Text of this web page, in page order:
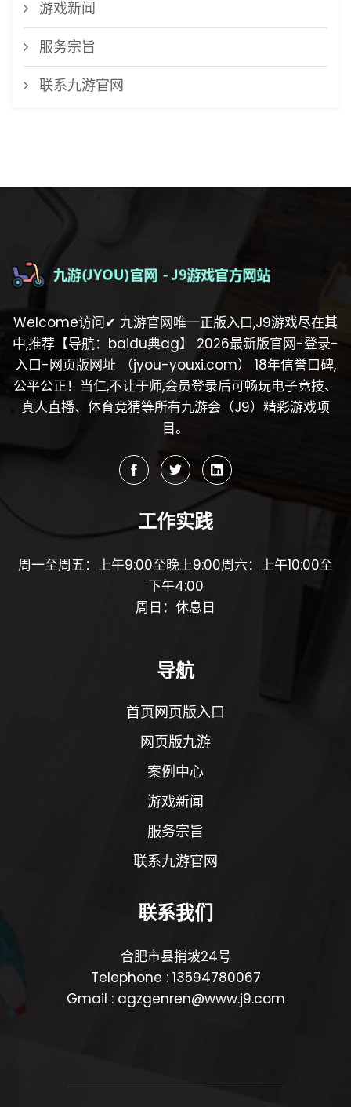
游戏新闻
服务宗旨
联系九游官网
Welcome访问✔ 九游官网唯一正版入口,J9游戏尽在其
中,推荐【导航：baidu典ag】 2026最新版官网-登录-
入口-网页版网址 （jyou-youxi.com） 18年信誉口碑,
公平公正！当仁,不让于师,会员登录后可畅玩电子竞技、
真人直播、体育竞猜等所有九游会（J9）精彩游戏项
目。
工作实践
周一至周五：上午9:00至晚上9:00周六：上午10:00至
下午4:00
周日：休息日
导航
首页网页版入口
网页版九游
案例中心
游戏新闻
服务宗旨
联系九游官网
联系我们
合肥市县捎坡24号
Telephone : 13594780067
Gmail : agzgenren@www.j9.com